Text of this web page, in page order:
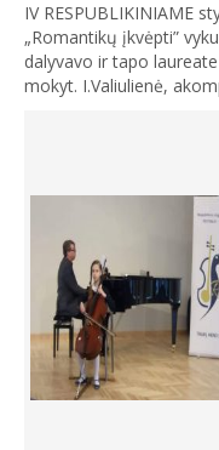
IV RESPUBLIKINIAME
„Romantikų įkvėpti”
dalyvavo ir tapo
mokyt. I.Valiulienė,